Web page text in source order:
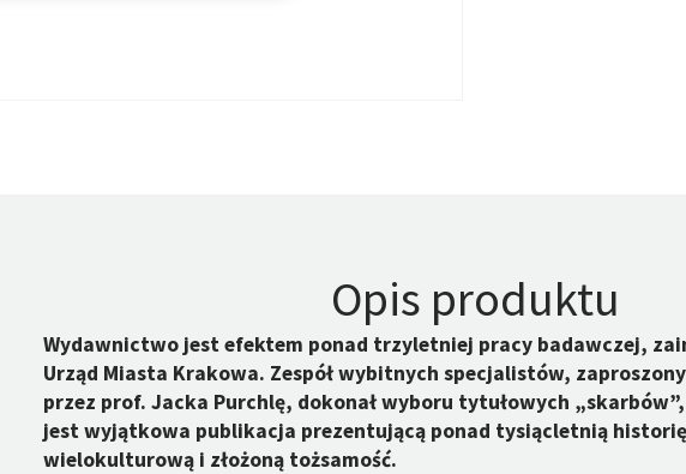
Opis produktu
Wydawnictwo jest efektem ponad trzyletniej pracy badawczej,
Urząd Miasta Krakowa. Zespół wybitnych specjalistów,
przez prof. Jacka Purchlę, dokonał wyboru tytułowych
jest wyjątkowa publikacja prezentującą ponad tysiącletnią
wielokulturową i złożoną tożsamość.